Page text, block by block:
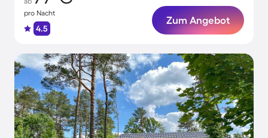
pro Nacht
4.5
Zum Angebot